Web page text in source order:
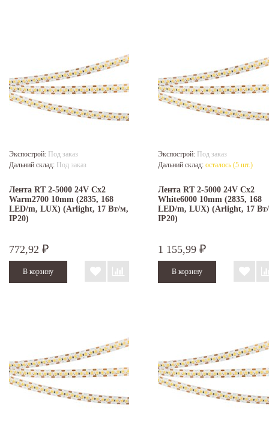
Экспострой: Под заказ
Дальний склад: Под заказ
Лента RT 2-5000 24V Cx2
Warm2700 10mm (2835, 168
LED/m, LUX) (Arlight, 17 Вт/м,
IP20)
772,92 ₽
Экспострой: Под заказ
Дальний склад: осталось (5 шт.)
Лента RT 2-5000 24V Cx2
White6000 10mm (2835, 168
LED/m, LUX) (Arlight, 17
IP20)
1 155,99 ₽